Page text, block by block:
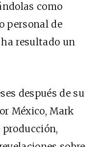
como
personal de
ha resultado un
después de su
México, Mark
producción,